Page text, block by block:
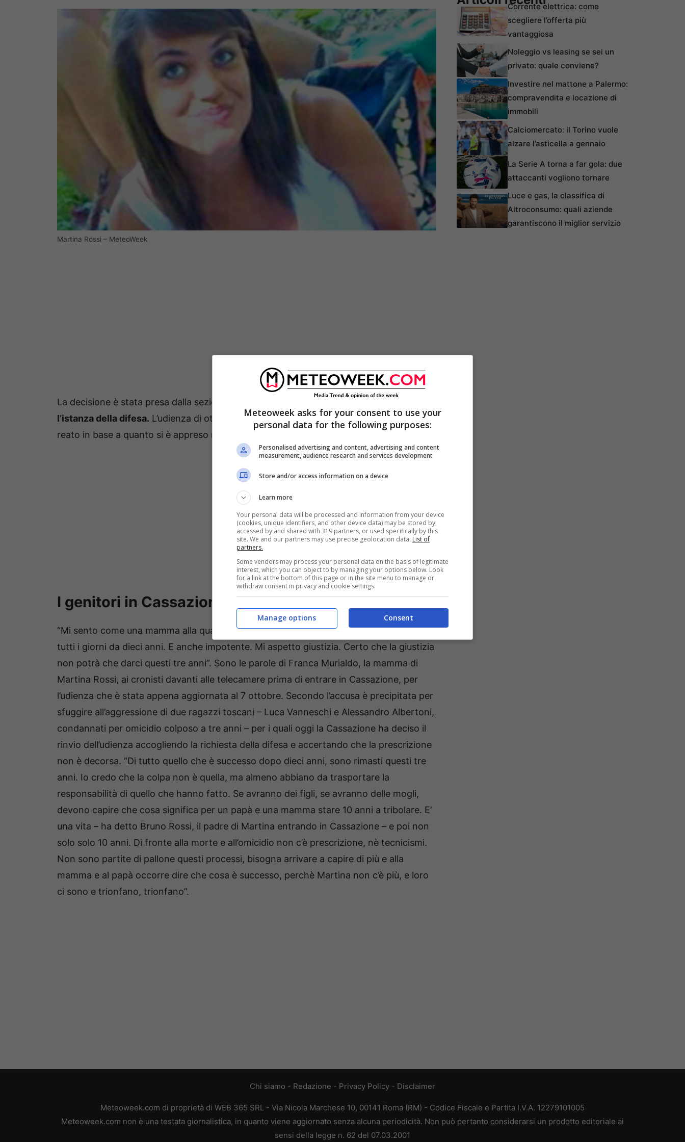
Martina Rossi – MeteoWeek
La decisione è stata presa dalla sezione feriale della Cassazione, che
l’istanza della difesa. L’udienza di ottobre si terrà davanti alla Quarta sezione penale. Il
reato in base a quanto si è appreso non maturerà prima del 16 ottobre.
I genitori in Cassazione ‘aspettiamo giustizia’
“Mi sento come una mamma alla quale hanno causato la morte della figlia. Mi sento così
tutti i giorni da dieci anni. E anche impotente. Mi aspetto giustizia. Certo che la giustizia
non potrà che darci questi tre anni”. Sono le parole di Franca Murialdo, la mamma di
Martina Rossi, ai cronisti davanti alle telecamere prima di entrare in Cassazione, per
l’udienza che è stata appena aggiornata al 7 ottobre. Secondo l’accusa è precipitata per
sfuggire all’aggressione di due ragazzi toscani – Luca Vanneschi e Alessandro Albertoni,
condannati per omicidio colposo a tre anni – per i quali oggi la Cassazione ha deciso il
rinvio dell’udienza accogliendo la richiesta della difesa e accertando che la prescrizione
non è decorsa. “Di tutto quello che è successo dopo dieci anni, sono rimasti questi tre
anni. Io credo che la colpa non è quella, ma almeno abbiano da trasportare la
responsabilità di quello che hanno fatto. Se avranno dei figli, se avranno delle mogli,
devono capire che cosa significa per un papà e una mamma stare 10 anni a tribolare. E’
una vita – ha detto Bruno Rossi, il padre di Martina entrando in Cassazione – e poi non
solo solo 10 anni. Di fronte alla morte e all’omicidio non c’è prescrizione, nè tecnicismi.
Non sono partite di pallone questi processi, bisogna arrivare a capire di più e alla
mamma e al papà occorre dire che cosa è successo, perchè Martina non c’è più, e loro
ci sono e trionfano, trionfano”.
Corrente elettrica: come
scegliere l’offerta più
vantaggiosa
Noleggio vs leasing se sei un
privato: quale conviene?
Investire nel mattone a Palermo:
compravendita e locazione di
immobili
Calciomercato: il Torino vuole
alzare l’asticella a gennaio
La Serie A torna a far gola: due
attaccanti vogliono tornare
Luce e gas, la classifica di
Altroconsumo: quali aziende
garantiscono il miglior servizio
Chi siamo - Redazione - Privacy Policy - Disclaimer
Meteoweek.com di proprietà di WEB 365 SRL - Via Nicola Marchese 10, 00141 Roma (RM) - Codice Fiscale e Partita I.V.A. 12279101005
Meteoweek.com non è una testata giornalistica, in quanto viene aggiornato senza alcuna periodicità. Non può pertanto considerarsi un prodotto editoriale ai
sensi della legge n. 62 del 07.03.2001
Meteoweek asks for your consent to use your
personal data for the following purposes:
Personalised advertising and content, advertising and content
measurement, audience research and services development
Store and/or access information on a device
Learn more
Your personal data will be processed and information from your device
(cookies, unique identifiers, and other device data) may be stored by,
accessed by and shared with 319 partners, or used specifically by this
site. We and our partners may use precise geolocation data. List of
partners.
Some vendors may process your personal data on the basis of legitimate
interest, which you can object to by managing your options below. Look
for a link at the bottom of this page or in the site menu to manage or
withdraw consent in privacy and cookie settings.
Consent
Manage options